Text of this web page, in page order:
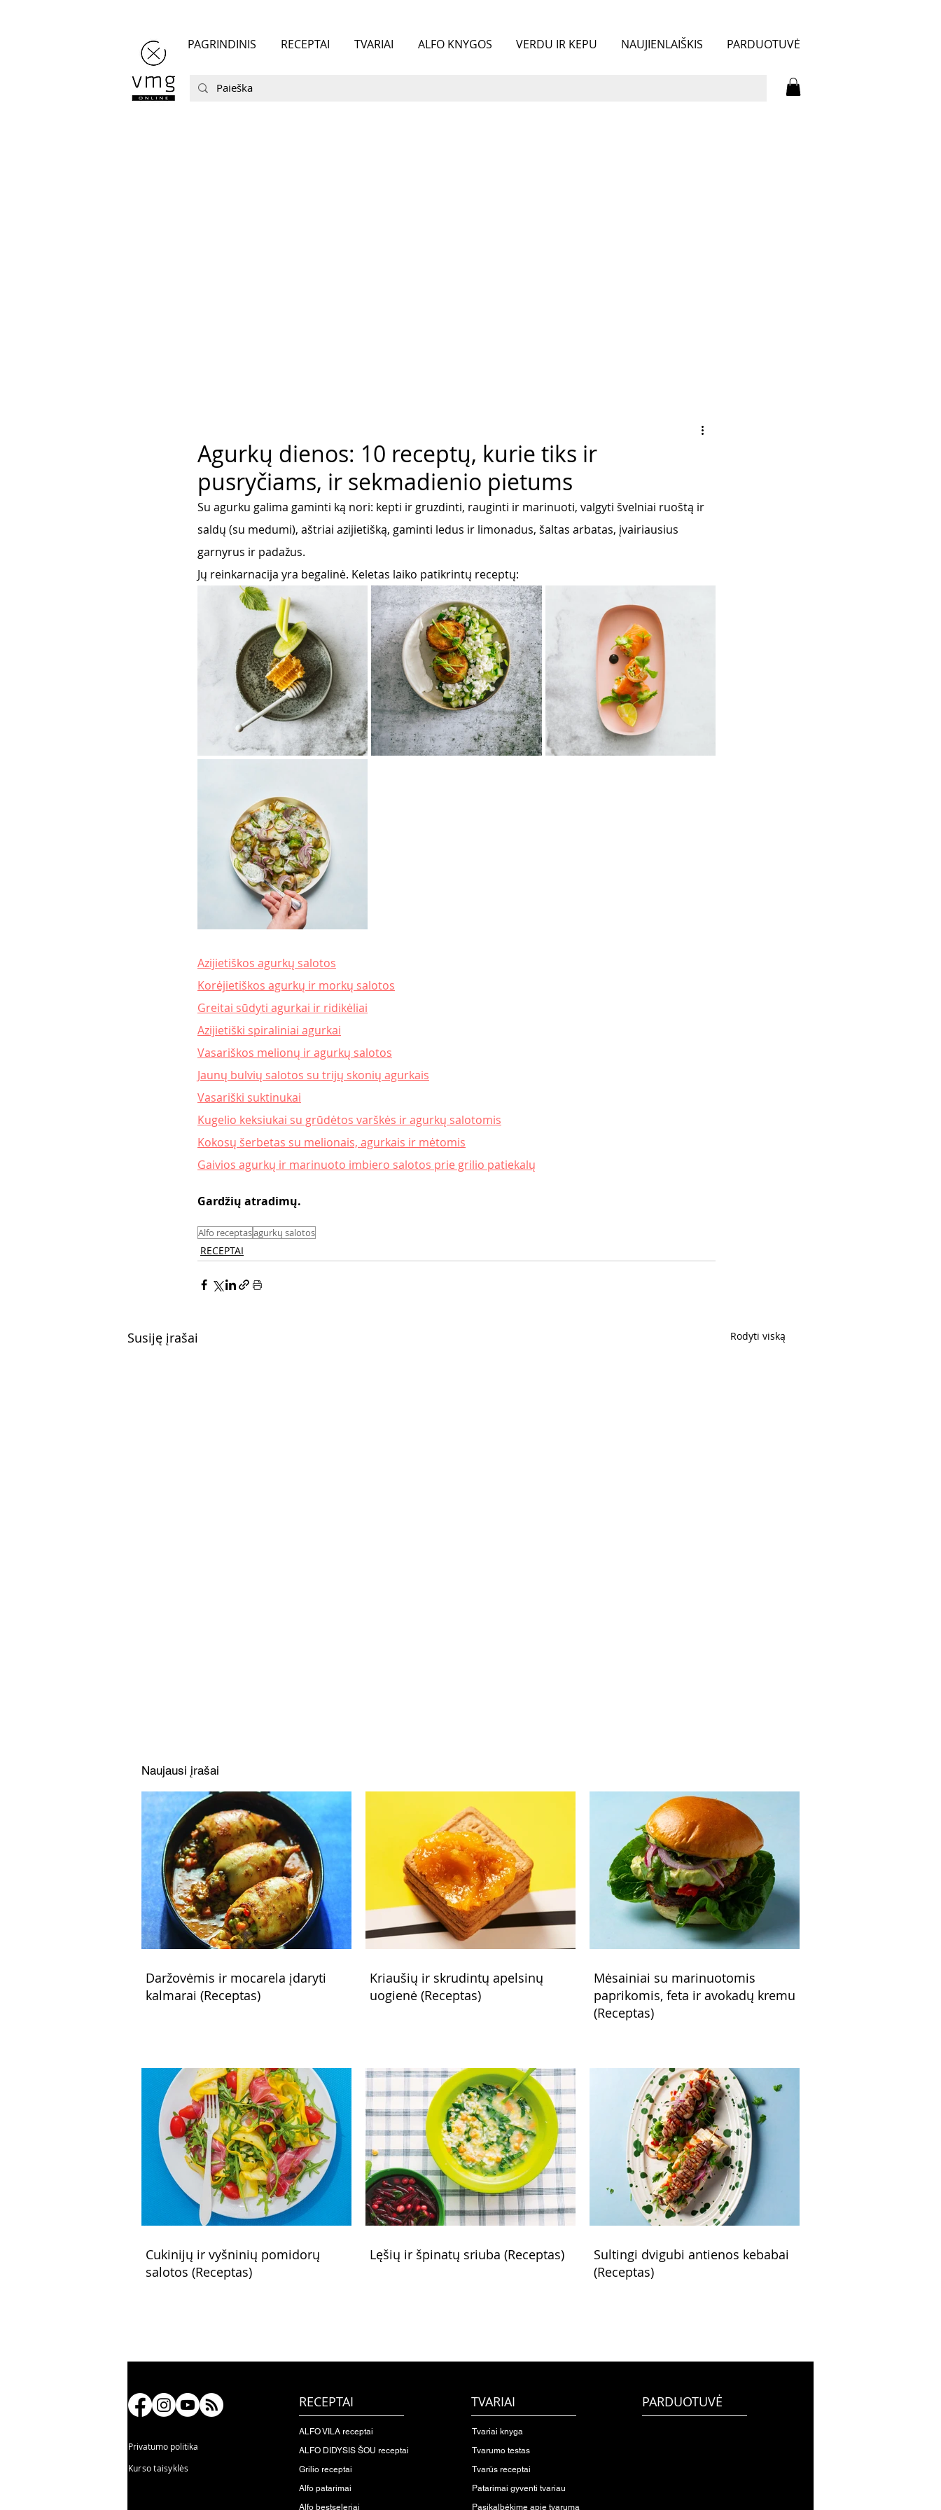
PAGRINDINIS RECEPTAI TVARIAI ALFO KNYGOS VERDU IR KEPU NAUJIENLAIŠKIS PARDUOTUVĖ
Agurkų dienos: 10 receptų, kurie tiks ir
pusryčiams, ir sekmadienio pietums
Su agurku galima gaminti ką nori: kepti ir gruzdinti, rauginti ir marinuoti, valgyti švelniai ruoštą ir
saldų (su medumi), aštriai azijietišką, gaminti ledus ir limonadus, šaltas arbatas, įvairiausius
garnyrus ir padažus.
Jų reinkarnacija yra begalinė. Keletas laiko patikrintų receptų:
Azijietiškos agurkų salotos
Korėjietiškos agurkų ir morkų salotos
Greitai sūdyti agurkai ir ridikėliai
Azijietiški spiraliniai agurkai
Vasariškos melionų ir agurkų salotos
Jaunų bulvių salotos su trijų skonių agurkais
Vasariški suktinukai
Kugelio keksiukai su grūdėtos varškės ir agurkų salotomis
Kokosų šerbetas su melionais, agurkais ir mėtomis
Gaivios agurkų ir marinuoto imbiero salotos prie grilio patiekalų
Gardžių atradimų.
Alfo receptasagurkų salotos
RECEPTAI
Susiję įrašai Rodyti viską
Naujausi įrašai
Daržovėmis ir mocarela įdaryti
kalmarai (Receptas)
Kriaušių ir skrudintų apelsinų
uogienė (Receptas)
Mėsainiai su marinuotomis
paprikomis, feta ir avokadų kremu
(Receptas)
Cukinijų ir vyšninių pomidorų
salotos (Receptas)
Lęšių ir špinatų sriuba (Receptas)
Sultingi dvigubi antienos kebabai
(Receptas)
Privatumo politika
Kurso taisyklės
RECEPTAI
ALFO VILA receptai
ALFO DIDYSIS ŠOU receptai
Grilio receptai
Alfo patarimai
Alfo bestseleriai
TVARIAI
Tvariai knyga
Tvarumo testas
Tvarūs receptai
Patarimai gyventi tvariau
Pasikalbėkime apie tvarumą
PARDUOTUVĖ